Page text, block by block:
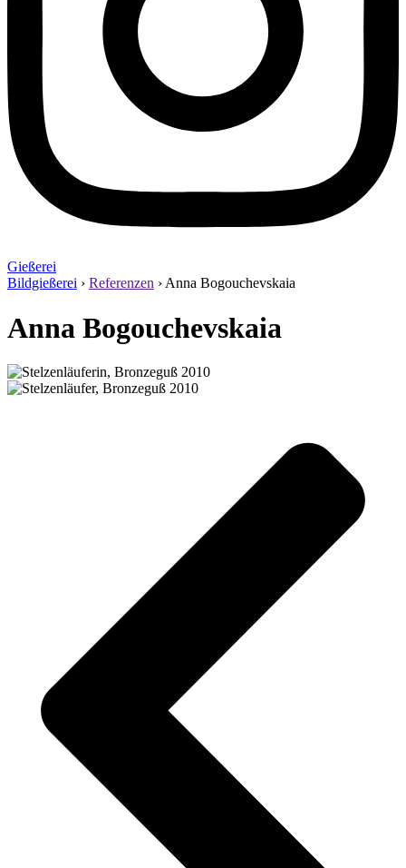
Gießerei
Bildgießerei › Referenzen ›Anna Bogouchevskaia
Anna Bogouchevskaia